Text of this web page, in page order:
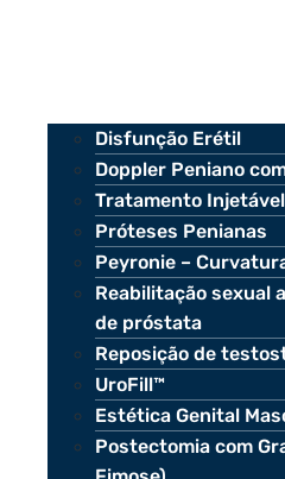
Disfunção Erétil
Doppler Peniano
Tratamento
Próteses Penianas
Peyronie –
Reabilitação sexual
de próstata
Reposição de
UroFill™
Estética Genital
Postectomia com